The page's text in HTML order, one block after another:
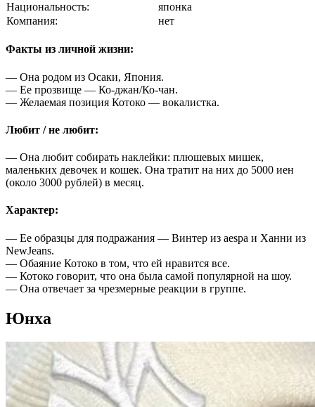
Национальность:
японка
Компания:
нет
Факты из личной жизни:
— Она родом из Осаки, Япония.
— Ее прозвище — Ко-джан/Ко-чан.
— Желаемая позиция Котоко — вокалистка.
Любит / не любит:
— Она любит собирать наклейки: плюшевых мишек,
маленьких девочек и кошек. Она тратит на них до 5000 иен
(около 3000 рублей) в месяц.
Характер:
— Ее образцы для подражания — Винтер из aespa и Ханни из
NewJeans.
— Обаяние Котоко в том, что ей нравится все.
— Котоко говорит, что она была самой популярной на шоу.
— Она отвечает за чрезмерные реакции в группе.
Юнха